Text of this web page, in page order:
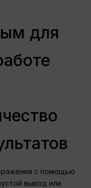
для
с помощью
вывод или